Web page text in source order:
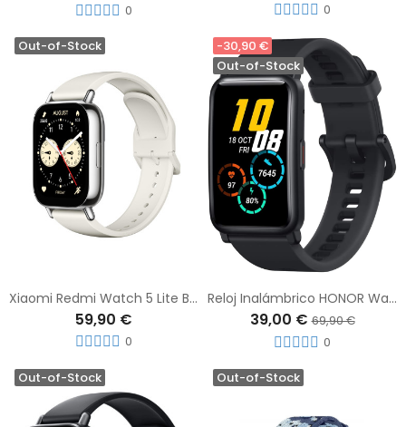
0 0
Out-of-Stock
Xiaomi Redmi Watch 5 Lite Blanco
59,90 €
0
-30,90 €
Out-of-Stock
Reloj Inalámbrico HONOR Watch ES
39,00 €69,90 €
0
Out-of-Stock Out-of-Stock